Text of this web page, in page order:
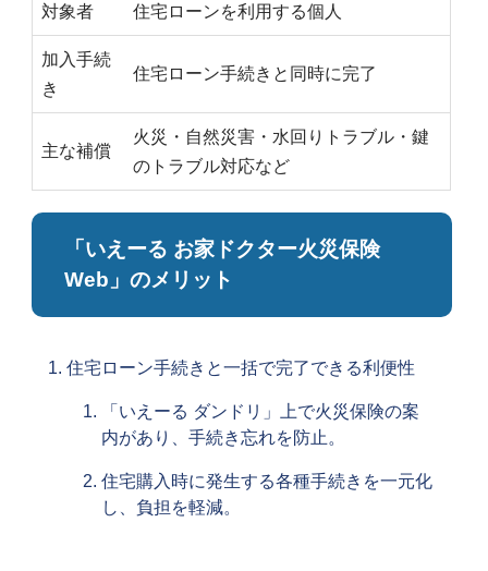
対象者 住宅ローンを利用する個人
加入手続
き
住宅ローン手続きと同時に完了
主な補償
火災・自然災害・水回りトラブル・鍵
のトラブル対応など
「いえーる お家ドクター火災保険
Web」のメリット
住宅ローン手続きと一括で完了できる利便性
「いえーる ダンドリ」上で火災保険の案
内があり、手続き忘れを防止。
住宅購入時に発生する各種手続きを一元化
し、負担を軽減。